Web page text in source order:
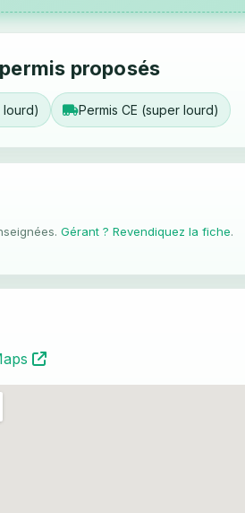
proposés
lourd) Permis CE (super lourd)
Gérant ? Revendiquez la fiche.